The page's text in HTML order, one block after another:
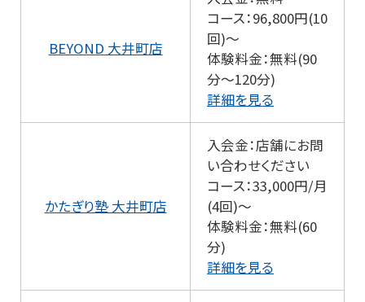
BEYOND 大井町店
コース：96,800円(10
回)～
体験料金：無料(90
分～120分)
詳細を見る
かたぎり塾 大井町店
入会金：店舗にお問
い合わせください
コース：33,000円/月
(4回)～
体験料金：無料(60
分)
詳細を見る